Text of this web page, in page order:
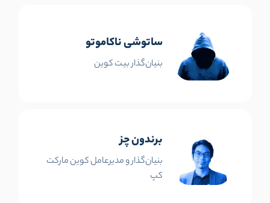
ساتوشی ناکاموتو
بنیان‌گذار بیت کوین
برندون چز
بنیان‌گذار و مدیرعامل کوین مارکت
کپ